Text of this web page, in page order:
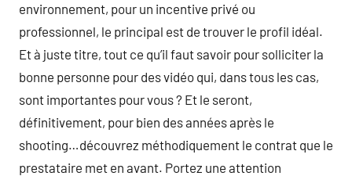
environnement, pour un incentive privé ou
professionnel, le principal est de trouver le profil idéal.
Et à juste titre, tout ce qu’il faut savoir pour solliciter la
bonne personne pour des vidéo qui, dans tous les cas,
sont importantes pour vous ? Et le seront,
définitivement, pour bien des années après le
shooting…découvrez méthodiquement le contrat que le
prestataire met en avant. Portez une attention